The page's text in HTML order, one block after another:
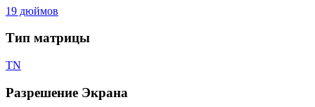
19 дюймов
Тип матрицы
TN
Разрешение Экрана